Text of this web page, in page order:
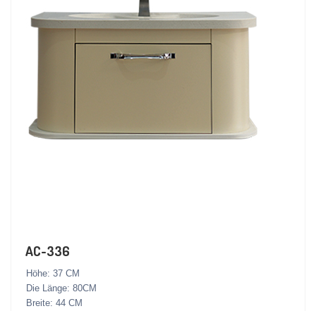
AC-336
Höhe: 37 CM
Die Länge: 80CM
Breite: 44 CM